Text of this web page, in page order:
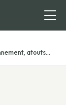
atouts...